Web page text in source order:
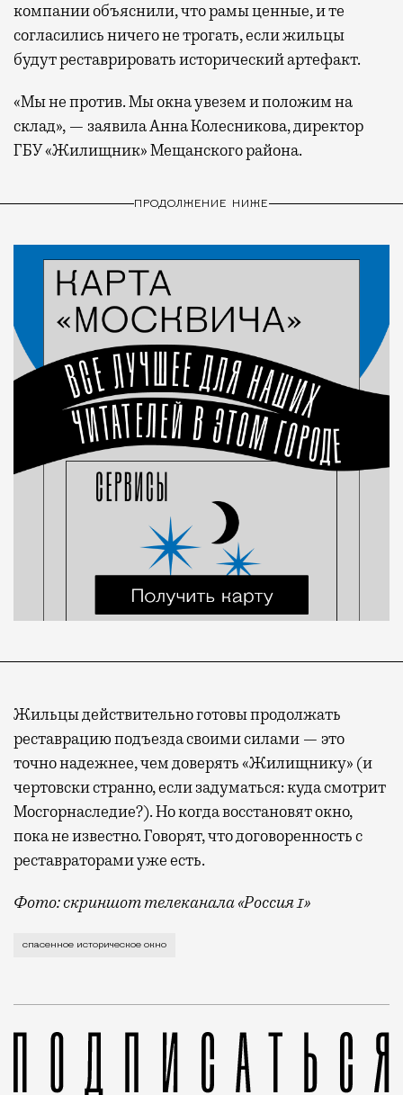
компании объяснили, что рамы ценные, и те
согласились ничего не трогать, если жильцы
будут реставрировать исторический артефакт.
«Мы не против. Мы окна увезем и положим на
склад», — заявила Анна Колесникова, директор
ГБУ «Жилищник» Мещанского района.
ПРОДОЛЖЕНИЕ НИЖЕ
Жильцы действительно готовы продолжать
реставрацию подъезда своими силами — это
точно надежнее, чем доверять «Жилищнику» (и
чертовски странно, если задуматься: куда смотрит
Мосгорнаследие?). Но когда восстановят окно,
пока не известно. Говорят, что договоренность с
реставраторами уже есть.
Фото: скриншот телеканала «Россия 1»
Безжалостное уничтожение исторических
спасенное историческое окно